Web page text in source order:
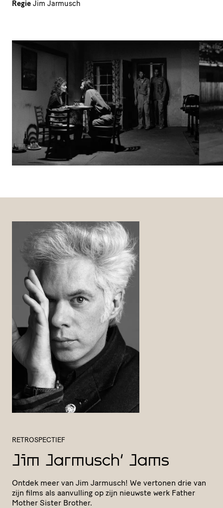
Regie Jim Jarmusch
RETROSPECTIEF
Jim Jarmusch' Jams
Ontdek meer van Jim Jarmusch! We vertonen drie van
zijn films als aanvulling op zijn nieuwste werk Father
Mother Sister Brother.